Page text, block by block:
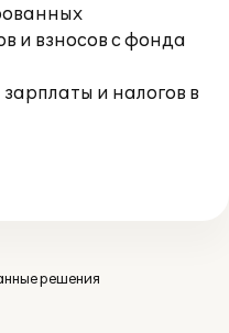
и взносов с фонда
и налогов в
решения